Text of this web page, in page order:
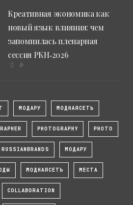
Креативная экономика как
новый язык влияния: чем
запомнилась пленарная
сессия РКН‑2026
0
МОДАРУ МОДНАЯСЕТЬ
PHOTOGRAPHY PHOTO
RUSSIANBRANDS МОДАРУ
МОДНАЯСЕТЬ МЕСТА
COLLABORATION